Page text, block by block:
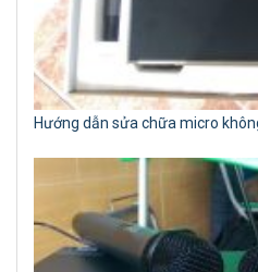
Hướng dẫn sửa chữa micro